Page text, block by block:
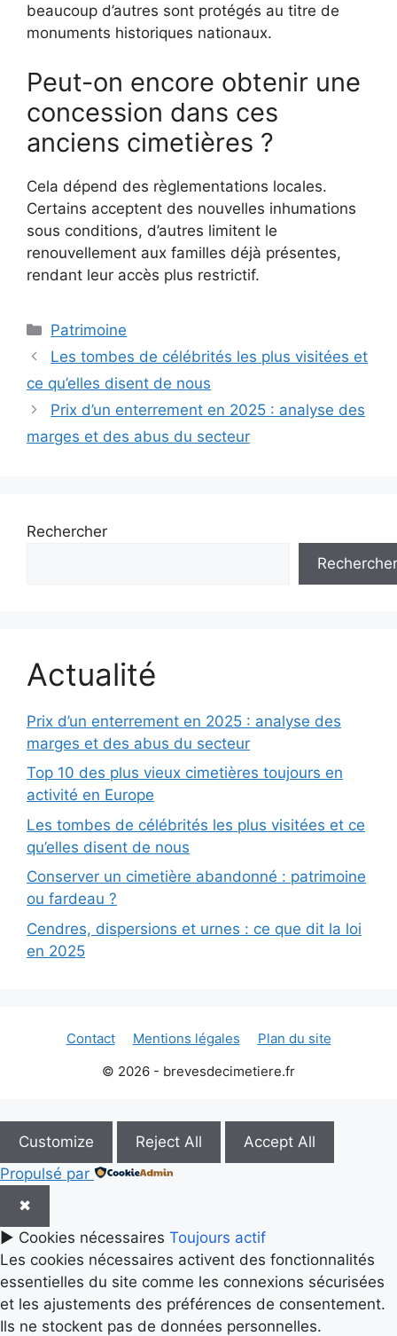
beaucoup d’autres sont protégés au titre de
monuments historiques nationaux.
Peut-on encore obtenir une
concession dans ces
anciens cimetières ?
Cela dépend des règlementations locales.
Certains acceptent des nouvelles inhumations
sous conditions, d’autres limitent le
renouvellement aux familles déjà présentes,
rendant leur accès plus restrictif.
Catégories
Patrimoine
Les tombes de célébrités les plus visitées et
ce qu’elles disent de nous
Prix d’un enterrement en 2025 : analyse des
marges et des abus du secteur
Rechercher
Rechercher
Actualité
Prix d’un enterrement en 2025 : analyse des
marges et des abus du secteur
Top 10 des plus vieux cimetières toujours en
activité en Europe
Les tombes de célébrités les plus visitées et ce
qu’elles disent de nous
Conserver un cimetière abandonné : patrimoine
ou fardeau ?
Cendres, dispersions et urnes : ce que dit la loi
en 2025
Contact Mentions légales
Plan du site
© 2026 - brevesdecimetiere.fr
Customize Reject All
Accept All
Propulsé par
✖
► Cookies nécessaires Toujours actif
Les cookies nécessaires activent des fonctionnalités
essentielles du site comme les connexions sécurisées
et les ajustements des préférences de consentement.
Ils ne stockent pas de données personnelles.